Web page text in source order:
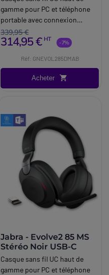
gamme pour PC et téléphone
portable avec connexion
dongle USB-A optimisé
Microsoft Teams
339,95 €
314,95 € HT -7%
Réf: GNEVOL285DMAB
Acheter
Jabra - Evolve2 85 MS
Stéréo Noir USB-C
Casque sans fil UC haut de
gamme pour PC et téléphone